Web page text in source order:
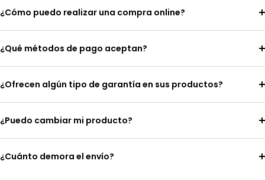
¿Cómo puedo realizar una compra online?
¿Qué métodos de pago aceptan?
¿Ofrecen algún tipo de garantía en sus productos?
¿Puedo cambiar mi producto?
¿Cuánto demora el envío?